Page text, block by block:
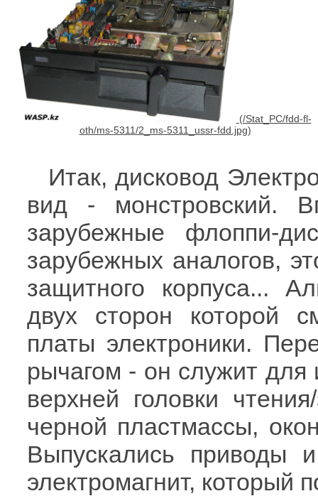
Итак, дисковод
вид - монстровский.
зарубежные флоппи-
зарубежных аналогов,
защитного корпуса...
двух сторон которой
платы электроники.
рычагом - он служит для
верхней головки
черной пластмассы,
Выпускались приводы
электромагнит, который